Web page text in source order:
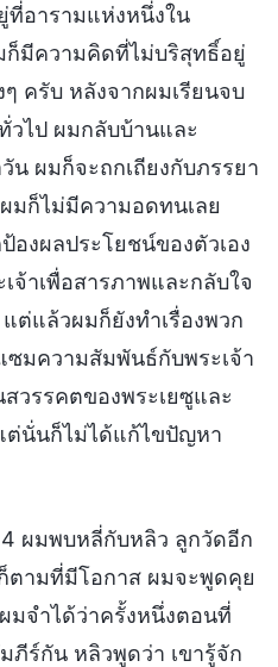
ที่อารามแห่งหนึ่งใน
มีความคิดที่ไม่บริสุทธิ์อยู่
ครับ หลังจากผมเรียนจบ
วไป ผมกลับบ้านและ
น ผมก็จะถกเถียงกับภรรยา
มก็ไม่มีความอดทนเลย
องผลประโยชน์ของตัวเอง
จ้าเพื่อสารภาพและกลับใจ
ต่แล้วผมก็ยังทำเรื่องพวก
มความสัมพันธ์กับพระเจ้า
วรรคตของพระเยซูและ
ต่นั่นก็ไม่ได้แก้ไขปัญหา
ผมพบหลี่กับหลิว ลูกวัดอีก
ตามที่มีโอกาส ผมจะพูดคุย
มจำได้ว่าครั้งหนึ่งตอนที่
ภีร์กัน หลิวพูดว่า เขารู้จัก